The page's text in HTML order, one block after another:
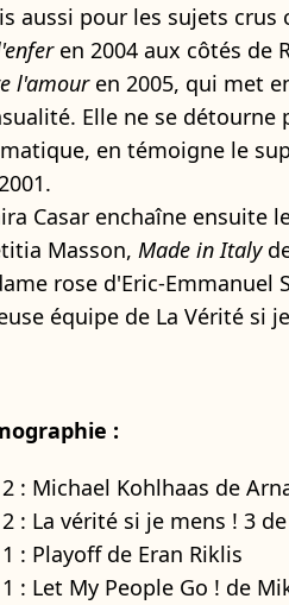
aussi pour les sujets
en 2004 aux côtés de
l'amour en 2005, qui met
Elle ne se
en témoigne le
Casar enchaîne ensuite
Masson, Made in Italy
rose d'Eric-Emmanuel
équipe de La Vérité si
:
: Michael Kohlhaas de
: La vérité si je mens ! 3
: Playoff de Eran Riklis
: Let My People Go ! de